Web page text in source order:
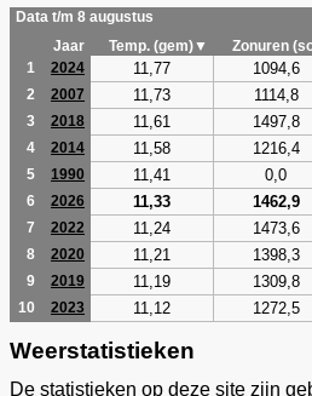
Data t/m 8 augustus
Jaar
Temp. (gem)▼ Zonuren
1
2024 11,77 1094,6
2 2007 11,73 1114,8
3 2018 11,61 1497,8
4 2014 11,58 1216,4
5 1990 11,41 0,0
6 2026 11,33 1462,9
7 2022 11,24 1473,6
8 2020 11,21 1398,3
9 2019 11,19 1309,8
10 2023 11,12 1272,5
Weerstatistieken
De statistieken op deze site zijn